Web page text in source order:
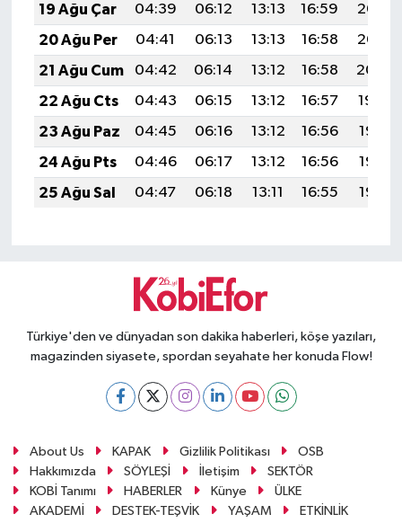
19 Ağu Çar
04:39 06:12 13:13 16:59
20:03
20 Ağu Per
04:41 06:13 13:13 16:58
20:02
21 Ağu Cum
04:42 06:14 13:12 16:58
20:00
22 Ağu Cts
04:43 06:15 13:12 16:57
19:59
23 Ağu Paz
04:45 06:16 13:12 16:56
19:58
24 Ağu Pts
04:46 06:17 13:12 16:56
19:56
25 Ağu Sal
04:47 06:18 13:11 16:55 19:55
Türkiye'den ve dünyadan son dakika haberleri, köşe yazıları,
magazinden siyasete, spordan seyahate her konuda Flow!
About Us KAPAK Gizlilik Politikası
OSB
Hakkımızda
SÖYLEŞİ İletişim
SEKTÖR
KOBİ Tanımı
HABERLER Künye
ÜLKE
AKADEMİ
DESTEK-TEŞVİK YAŞAM ETKİNLİK